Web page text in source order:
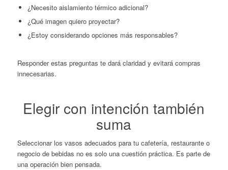
¿Necesito aislamiento térmico adicional?
¿Qué imagen quiero proyectar?
¿Estoy considerando opciones más responsables?
Responder estas preguntas te dará claridad y evitará compras
innecesarias.
Elegir con intención también
suma
Seleccionar los vasos adecuados para tu cafetería, restaurante o
negocio de bebidas no es solo una cuestión práctica. Es parte de
una operación bien pensada.